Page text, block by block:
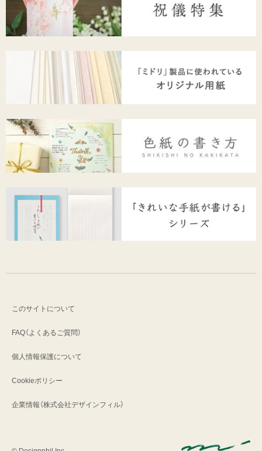
このサイトについて
FAQ（よくあるご質問）
個人情報保護について
Cookieポリシー
企業情報（株式会社デザインフィル）